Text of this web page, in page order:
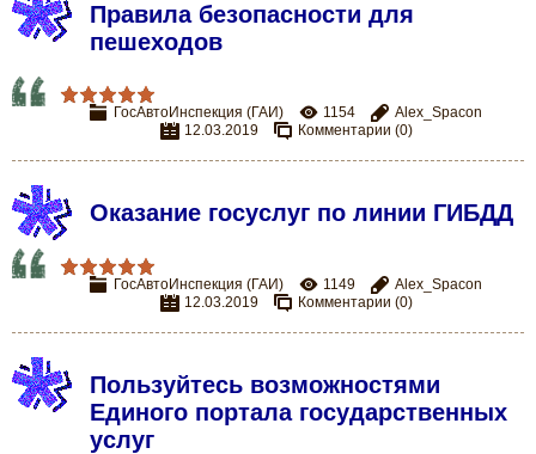
Правила безопасности для
пешеходов
ГосАвтоИнспекция (ГАИ) 1154
Alex_Spacon
12.03.2019
Комментарии (0)
Оказание госуслуг по линии ГИБДД
ГосАвтоИнспекция (ГАИ) 1149
Alex_Spacon
12.03.2019
Комментарии (0)
Пользуйтесь возможностями
Единого портала государственных
услуг